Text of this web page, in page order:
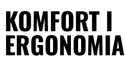
KOMFORT I
ERGONOMIA